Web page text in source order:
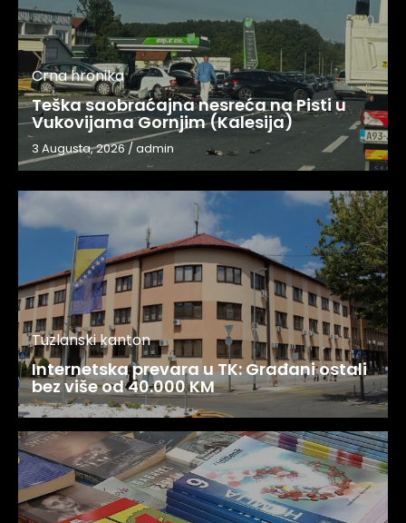
Crna hronika
Teška saobraćajna nesreća na Pisti u
Vukovijama Gornjim (Kalesija)
3 Augusta, 2026 / admin
Tuzlanski kanton
Internetska prevara u TK: Građani ostali
bez više od 40.000 KM